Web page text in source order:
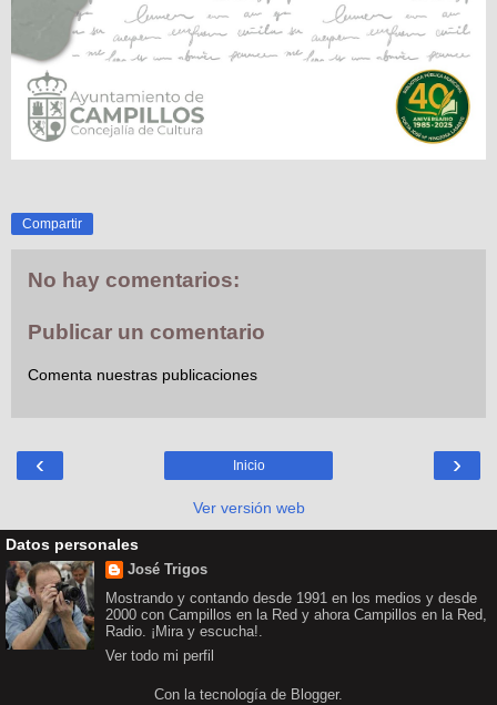
Compartir
No hay comentarios:
Publicar un comentario
Comenta nuestras publicaciones
‹ ›
Inicio
Ver versión web
Datos personales
José Trigos
Mostrando y contando desde 1991 en los medios y desde
2000 con Campillos en la Red y ahora Campillos en la Red,
Radio. ¡Mira y escucha!.
Ver todo mi perfil
Con la tecnología de Blogger.